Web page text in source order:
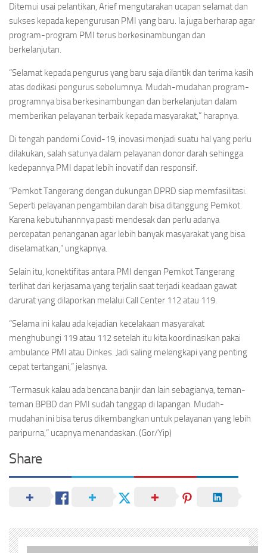
Ditemui usai pelantikan, Arief mengutarakan ucapan selamat dan
sukses kepada kepengurusan PMI yang baru. Ia juga berharap agar
program-program PMI terus berkesinambungan dan
berkelanjutan.
“Selamat kepada pengurus yang baru saja dilantik dan terima kasih
atas dedikasi pengurus sebelumnya. Mudah-mudahan program-
programnya bisa berkesinambungan dan berkelanjutan dalam
memberikan pelayanan terbaik kepada masyarakat,” harapnya.
Di tengah pandemi Covid-19, inovasi menjadi suatu hal yang perlu
dilakukan, salah satunya dalam pelayanan donor darah sehingga
kedepannya PMI dapat lebih inovatif dan responsif.
“Pemkot Tangerang dengan dukungan DPRD siap memfasilitasi.
Seperti pelayanan pengambilan darah bisa ditanggung Pemkot.
Karena kebutuhannnya pasti mendesak dan perlu adanya
percepatan penanganan agar lebih banyak masyarakat yang bisa
diselamatkan,” ungkapnya.
Selain itu, konektifitas antara PMI dengan Pemkot Tangerang
terlihat dari kerjasama yang terjalin saat terjadi keadaan gawat
darurat yang dilaporkan melalui Call Center 112 atau 119.
“Selama ini kalau ada kejadian kecelakaan masyarakat
menghubungi 119 atau 112 setelah itu kita koordinasikan pakai
ambulance PMI atau Dinkes. Jadi saling melengkapi yang penting
cepat tertangani,” jelasnya.
“Termasuk kalau ada bencana banjir dan lain sebagianya, teman-
teman BPBD dan PMI sudah tanggap di lapangan. Mudah-
mudahan ini bisa terus dikembangkan untuk pelayanan yang lebih
paripurna,” ucapnya menandaskan. (Gor/Yip)
Share